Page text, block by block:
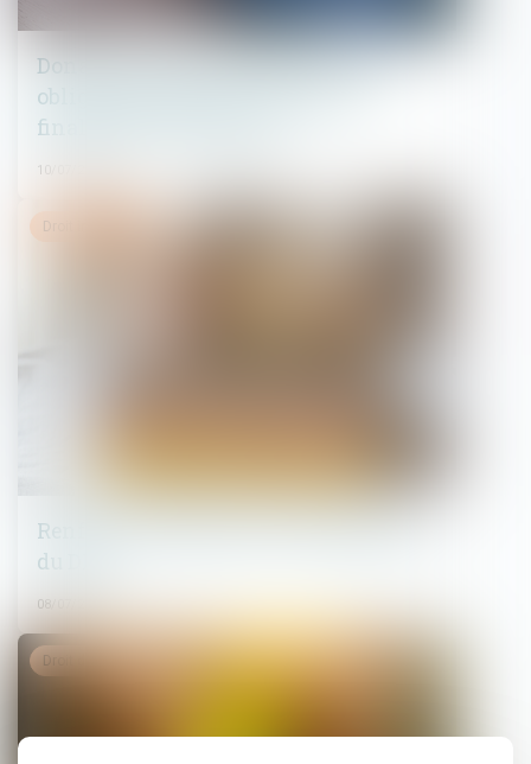
Donation: quelle est cette nouvelle
obligation administrative qui a
finalement été reportée?
10/07/2025
Renforcer la fiabilité et l'encadrement
du DPE
08/07/2025
Droit immobilier
Droit de la famille, des personnes et de leur patrimoine